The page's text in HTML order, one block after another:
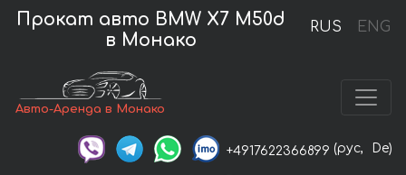
RUS ENG
Прокат авто BMW X7 M50d
в Монако
Авто-Аренда в Монако
+4917622366899 (рус, De)